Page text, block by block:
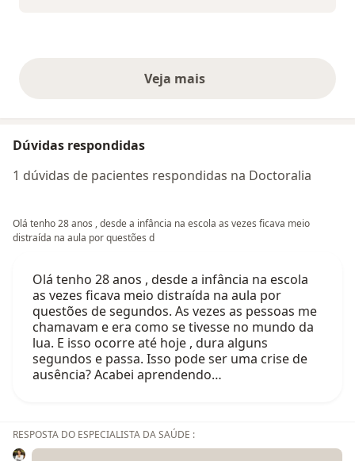
Veja maisopiniões acima
Dúvidas respondidas
1 dúvidas de pacientes respondidas na Doctoralia
Olá tenho 28 anos , desde a infância na escola as vezes ficava meio
distraída na aula por questões d
Olá tenho 28 anos , desde a infância na escola
as vezes ficava meio distraída na aula por
questões de segundos. As vezes as pessoas me
chamavam e era como se tivesse no mundo da
lua. E isso ocorre até hoje , dura alguns
segundos e passa. Isso pode ser uma crise de
ausência? Acabei aprendendo…
RESPOSTA DO ESPECIALISTA DA SAÚDE :